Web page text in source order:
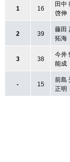
1 16
田中
啓伸
2 39
藤田
拓海
3 38
今井
能成
- 15
前島
正明